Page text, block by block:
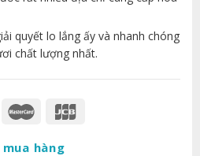
quyết lo lắng ấy và nhanh chóng
chất lượng nhất.
hàng